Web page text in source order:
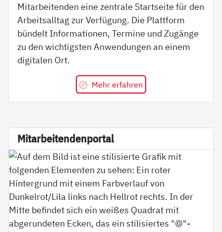
Mitarbeitenden eine zentrale Startseite für den
Arbeitsalltag zur Verfügung. Die Plattform
bündelt Informationen, Termine und Zugänge
zu den wichtigsten Anwendungen an einem
digitalen Ort.
Mehr erfahren
Mit­ar­bei­ten­den­por­tal